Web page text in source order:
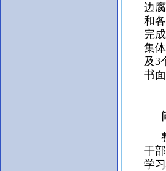
边
和
完
集
及3
书
（
问
整
干
学